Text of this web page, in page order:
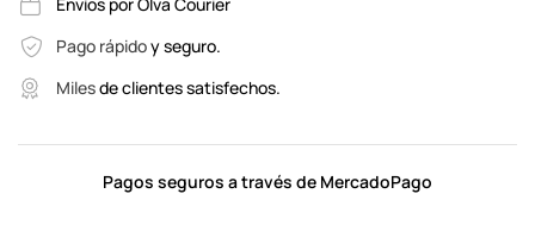
Pago rápidoy seguro.
Milesde clientes satisfechos.
Pagos seguros a través de MercadoPago